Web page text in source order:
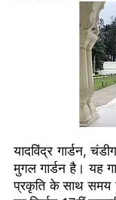
यादविंद्र गार्डन,
मुगल गार्डन है। यह
प्रकृति के साथ समय